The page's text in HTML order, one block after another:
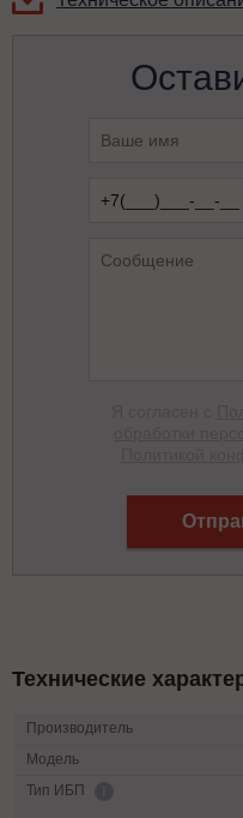
Технические
Производитель
Модель
Тип ИБП